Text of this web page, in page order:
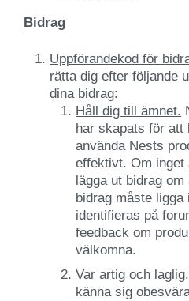
Bidrag
Uppförandekod för
rätta dig efter följande
dina bidrag:
Håll dig till ämnet.
har skapats för att
använda Nests
effektivt. Om inget
lägga ut bidrag
bidrag måste ligga
identifieras på
feedback om
välkomna.
Var artig och laglig.
känna sig